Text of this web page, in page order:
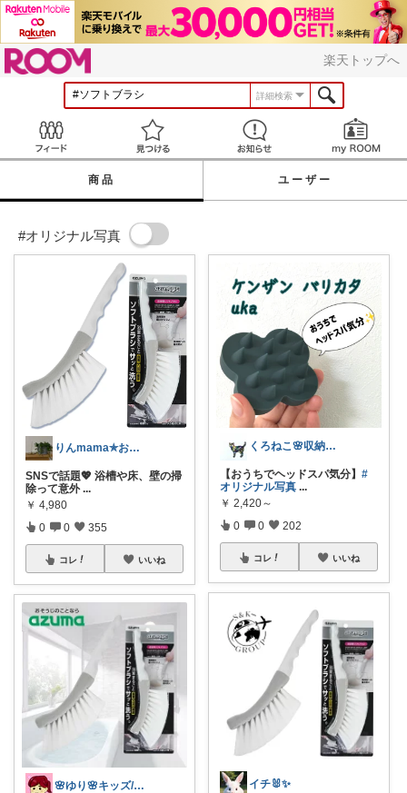
楽天トップへ
詳細検索
見つける お知らせ
商品 ユーザー
#オリジナル写真
りんmama✯おしゃれ大好き𓍯
SNSで話題💖 浴槽や床、壁の掃
除って意外 ...
￥ 4,980
0 0 355
コレ いいね
🌸ゆり🌸キッズ/ベビー/スイーツ/猫
くろねこ🌸収納＆キッチン整理
【おうちでヘッドスパ気分】 #
オリジナル写真 ...
￥ 2,420～
0 0 202
コレ いいね
イチ🐰✨